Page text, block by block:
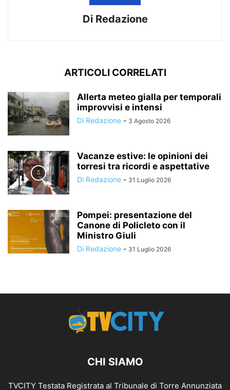
Di Redazione
ARTICOLI CORRELATI
Allerta meteo gialla per temporali
improvvisi e intensi
Di Redazione - 3 Agosto 2026
Vacanze estive: le opinioni dei
torresi tra ricordi e aspettative
Di Redazione - 31 Luglio 2026
Pompei: presentazione del
Canone di Policleto con il
Ministro Giuli
Di Redazione - 31 Luglio 2026
CHI SIAMO
TVCITY Testata Registrata al Tribunale di Torre Annunziata